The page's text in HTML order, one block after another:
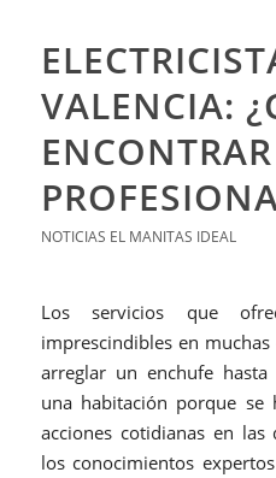
VALENCIA:
NOTICIAS EL MANITAS IDEAL
Los servicios que
imprescindibles en muchas
arreglar un enchufe
una habitación porque se
acciones cotidianas en
los conocimientos